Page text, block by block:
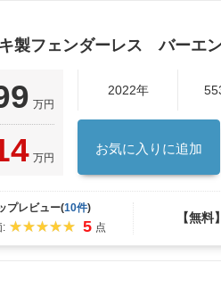
製フェンダーレス バーエ
万円
万円
2022年
お気に入りに追加
プレビュー(10件)
:
5 点
【無